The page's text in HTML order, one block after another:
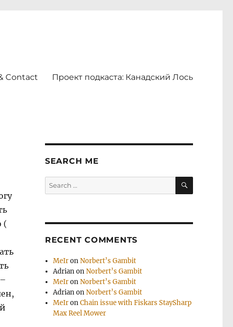
Contact Проект подкаста: Канадский Лось
(
SEARCH ME
Search
for:
SEARCH
RECENT COMMENTS
MeIronNorbert’s Gambit
AdrianonNorbert’s Gambit
MeIronNorbert’s Gambit
AdrianonNorbert’s Gambit
MeIronChain issue with Fiskars StaySharp
Max Reel Mower